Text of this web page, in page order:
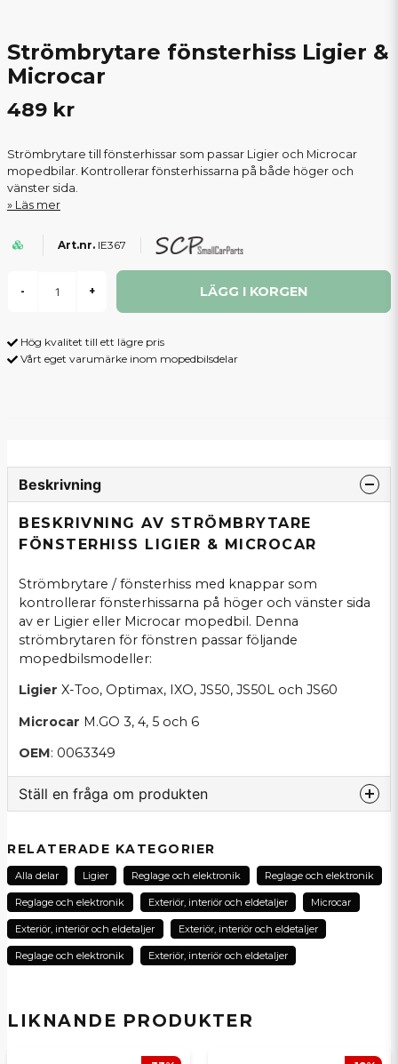
Strömbrytare fönsterhiss Ligier &
Microcar
489 kr
Strömbrytare till fönsterhissar som passar Ligier och Microcar
mopedbilar. Kontrollerar fönsterhissarna på både höger och
vänster sida.
Läs mer
IE367
- + LÄGG I KORGEN
Hög kvalitet till ett lägre pris
Vårt eget varumärke inom mopedbilsdelar
LIKNANDE PRODUKTER
Beskrivning
BESKRIVNING AV STRÖMBRYTARE
FÖNSTERHISS LIGIER & MICROCAR
Strömbrytare / fönsterhiss med knappar som
kontrollerar fönsterhissarna på höger och vänster sida
av er Ligier eller Microcar mopedbil. Denna
strömbrytaren för fönstren passar följande
mopedbilsmodeller:
Ligier X-Too, Optimax, IXO, JS50, JS50L och JS60
Microcar M.GO 3, 4, 5 och 6
OEM: 0063349
Ställ en fråga om produkten
Fråga oss om denna produkt...
name
Namn
RELATERADE KATEGORIER
Alla delar Ligier Reglage och elektronik Reglage och elektronik
Reglage och elektronik Exteriör, interiör och eldetaljer Microcar
Exteriör, interiör och eldetaljer Exteriör, interiör och eldetaljer
Reglage och elektronik Exteriör, interiör och eldetaljer